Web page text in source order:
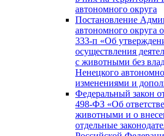
автономного округа
Постановление
автономного округа
333-п «Об
осуществления
с животными без
Ненецкого
изменениями и
Федеральный закон
498-ФЗ «Об
животными и о
отдельные